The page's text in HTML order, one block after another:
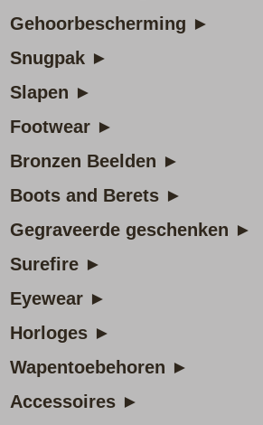
Gehoorbescherming ►
Snugpak ►
Slapen ►
Footwear ►
Bronzen Beelden ►
Boots and Berets ►
Gegraveerde geschenken ►
Surefire ►
Eyewear ►
Horloges ►
Wapentoebehoren ►
Accessoires ►